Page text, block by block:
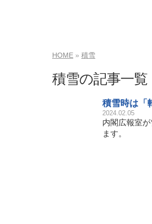
HOME 積雪
積雪の記事一覧
積雪時は「
2024.02.05
内閣広報室
ます。